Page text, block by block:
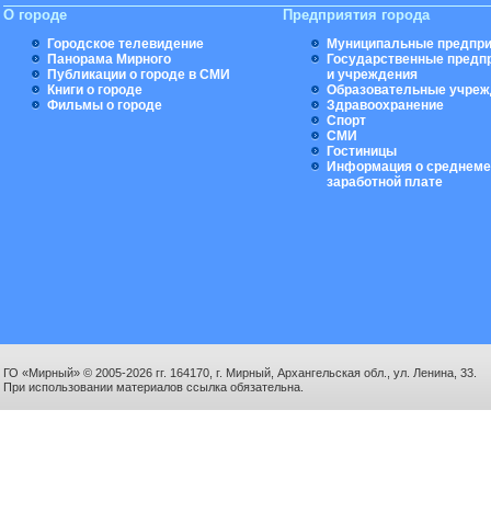
О городе
Городское телевидение
Панорама Мирного
Публикации о городе в СМИ
Книги о городе
Фильмы о городе
Предприятия города
Муниципальные
Государственные
и учреждения
Образовательные
Здравоохранение
Спорт
СМИ
Гостиницы
Информация о
заработной плате
ГО «Мирный» © 2005-2026 гг. 164170, г. Мирный, Архангельская обл., ул. Ленина, 33.
При использовании материалов ссылка обязательна.